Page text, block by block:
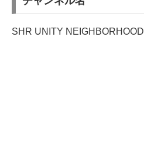
SHR UNITY NEIGHBORHOOD